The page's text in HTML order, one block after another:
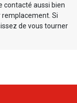
contacté aussi bien
Si
de vous tourner